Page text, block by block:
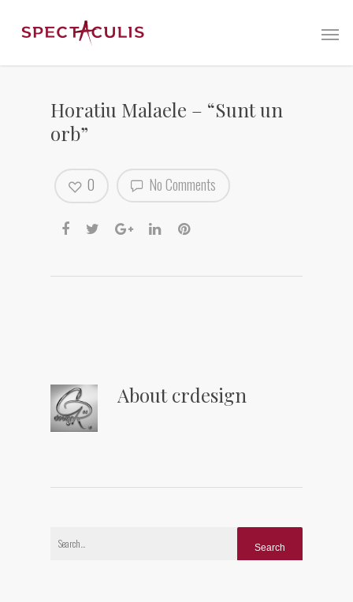
Horatiu Malaele – “Sunt un
orb”
No Comments
0
Aboutcrdesign